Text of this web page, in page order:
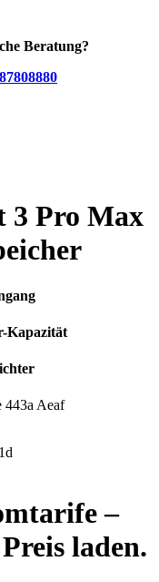
Beratung?
3 Pro Max
Kapazität
–
laden.